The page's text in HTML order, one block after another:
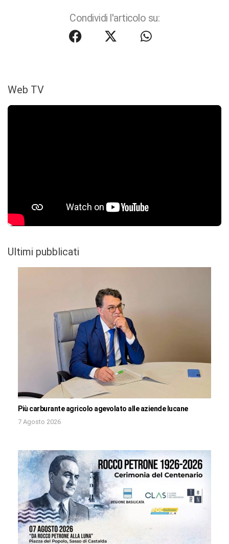
Condividi l'articolo su:
Web TV
Ultimi pubblicati
Più carburante agricolo agevolato alle aziende lucane
7 Agosto 2026